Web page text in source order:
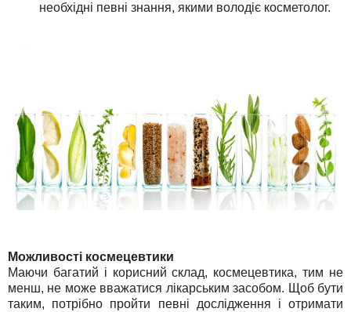
необхідні певні знання, якими володіє косметолог.
Можливості космецевтики
Маючи багатий і корисний склад, космецевтика, тим не
менш, не може вважатися лікарським засобом. Щоб бути
таким, потрібно пройти певні дослідження і отримати